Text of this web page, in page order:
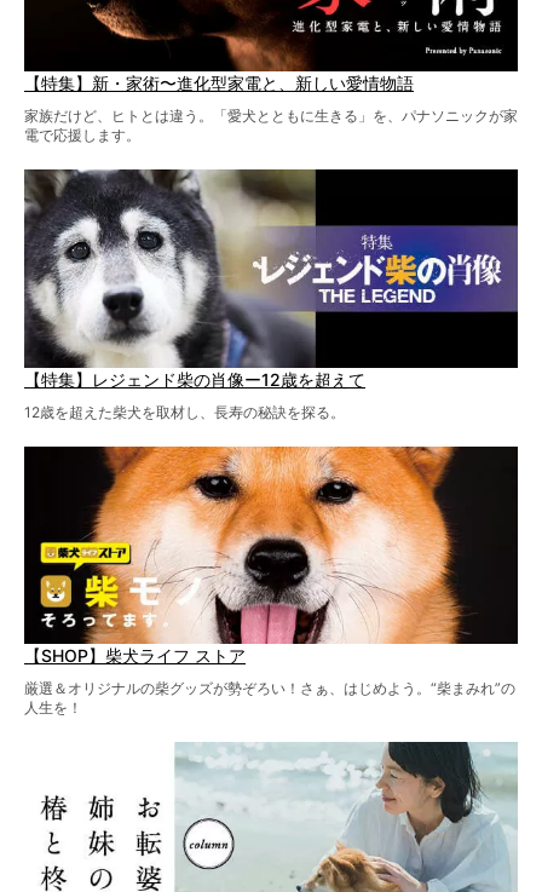
【特集】新・家術〜進化型家電と、新しい愛情物語
家族だけど、ヒトとは違う。「愛犬とともに生きる」を、パナソニックが家
電で応援します。
【特集】レジェンド柴の肖像ー12歳を超えて
12歳を超えた柴犬を取材し、長寿の秘訣を探る。
【SHOP】柴犬ライフ ストア
厳選＆オリジナルの柴グッズが勢ぞろい！さぁ、はじめよう。“柴まみれ”の
人生を！